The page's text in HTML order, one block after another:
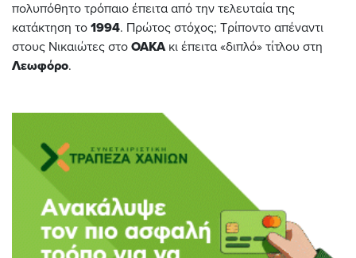
πολυπόθητο τρόπαιο έπειτα από την τελευταία της
κατάκτηση το 1994. Πρώτος στόχος; Τρίποντο απέναντι
στους Νικαιώτες στο ΟΑΚΑκι έπειτα «διπλό» τίτλου στη
Λεωφόρο.